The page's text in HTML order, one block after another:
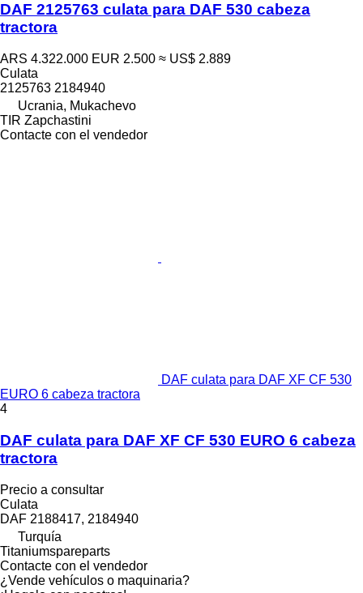
DAF 2125763 culata para DAF 530 cabeza
tractora
ARS 4.322.000 EUR 2.500 ≈ US$ 2.889
Culata
2125763 2184940
Ucrania, Mukachevo
TIR Zapchastini
Contacte con el vendedor
DAF culata para DAF XF CF 530
EURO 6 cabeza tractora
4
DAF culata para DAF XF CF 530 EURO 6 cabeza
tractora
Precio a consultar
Culata
DAF 2188417, 2184940
Turquía
Titaniumspareparts
Contacte con el vendedor
¿Vende vehículos o maquinaria?